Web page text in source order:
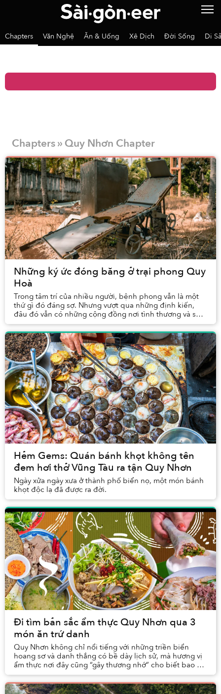
Chapters Văn Nghệ Ăn & Uống Xê Dịch Đời Sống Di
Chapters » Quy Nhơn Chapter
Những ký ức đóng băng ở trại phong Quy
Hoà
Trong tâm trí của nhiều người, bệnh phong vẫn là một
thứ gì đó đáng sợ. Nhưng vượt qua những định kiến,
đâu đó vẫn có những cộng đồng nơi tình thương và sự
cảm thông kết nối con người với con người. L...
Hẻm Gems: Quán bánh khọt không tên
đem hơi thở Vũng Tàu ra tận Quy Nhơn
Ngày xửa ngày xưa ở thành phố biển nọ, một món bánh
khọt độc lạ đã được ra đời.
Đi tìm bản sắc ẩm thực Quy Nhơn qua 3
món ăn trứ danh
Quy Nhơn không chỉ nổi tiếng với những triền biển
hoang sơ và danh thắng có bề dày lịch sử, mà hương vị
ẩm thực nơi đây cũng “gây thương nhớ” cho biết bao du
khách đã từng ghé thăm thành phố này.